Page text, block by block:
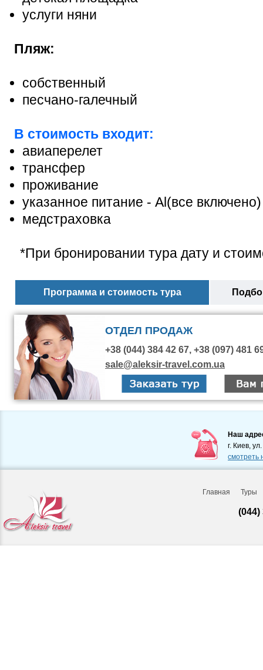
услуги няни
Пляж:
собственный
песчано-галечный
В стоимость входит:
авиаперелет
трансфер
проживание
указанное питание - Al(все включено)
медстраховка
*При бронировании тура дату и
Программа и стоимость тура
ОТДЕЛ ПРОДАЖ
+38 (044) 384 42 67, +38 (097) 481
sale@aleksir-travel.com.ua
Наш
г. Киев,
смотреть
Главная Туры
(044)